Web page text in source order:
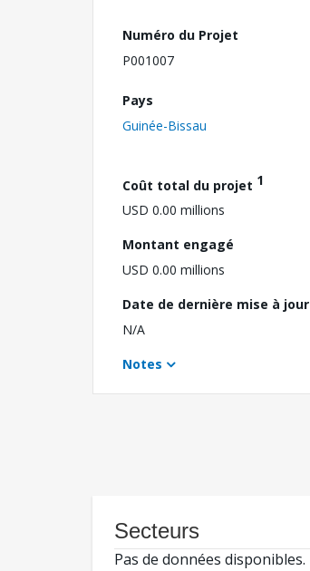
Numéro du Projet
P001007
Pays
Guinée-Bissau
Coût total du projet 1
USD 0.00 millions
Montant engagé
USD 0.00 millions
Date de dernière mise à jour
N/A
Notes
Secteurs
Pas de données disponibles.